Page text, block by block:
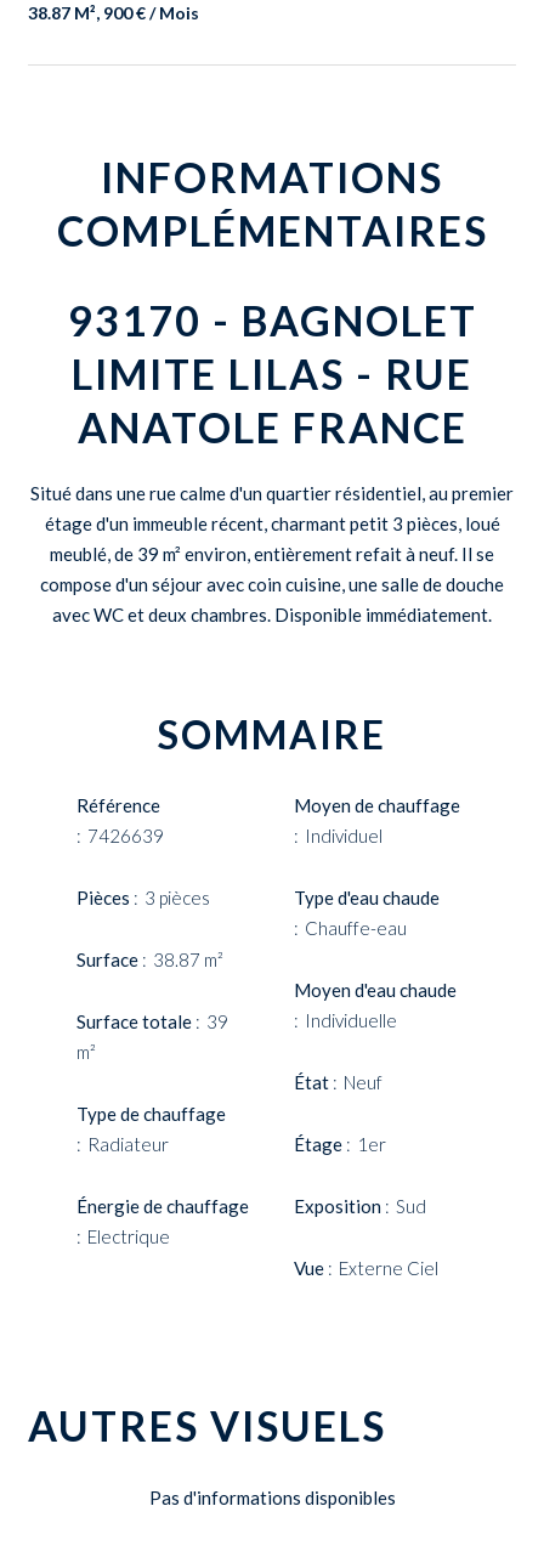
38.87 M², 900 € / Mois
INFORMATIONS
COMPLÉMENTAIRES
93170 - BAGNOLET
LIMITE LILAS - RUE
ANATOLE FRANCE
Situé dans une rue calme d'un quartier résidentiel, au premier
étage d'un immeuble récent, charmant petit 3 pièces, loué
meublé, de 39 m² environ, entièrement refait à neuf. Il se
compose d'un séjour avec coin cuisine, une salle de douche
avec WC et deux chambres. Disponible immédiatement.
SOMMAIRE
Référence
7426639
Pièces 3 pièces
Surface 38.87 m²
Surface totale
39
m²
Type de chauffage
Radiateur
Énergie de chauffage
Electrique
Moyen de chauffage
Individuel
Type d'eau chaude
Chauffe-eau
Moyen d'eau chaude
Individuelle
État Neuf
Étage 1er
Exposition Sud
Vue Externe Ciel
AUTRES VISUELS
Pas d'informations disponibles